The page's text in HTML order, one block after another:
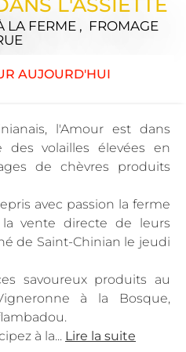
LA FERME , FROMAGE
AUJOURD'HUI
l'Amour est dans
des volailles élevées en
de chèvres produits
avec passion la ferme
vente directe de leurs
de Saint-Chinian le jeudi
savoureux produits au
à la Bosque,
à la... Lire la suite